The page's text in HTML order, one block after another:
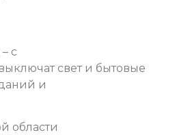
с
свет и бытовые
и
области